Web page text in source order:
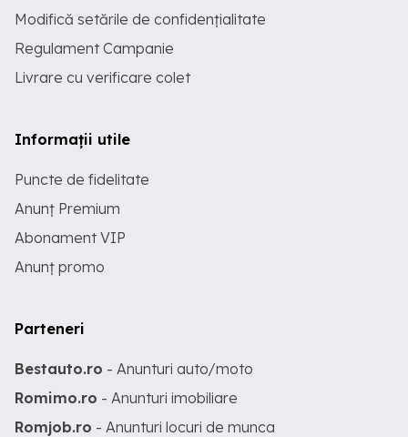
Modifică setările de confidențialitate
Regulament Campanie
Livrare cu verificare colet
Informații utile
Puncte de fidelitate
Anunț Premium
Abonament VIP
Anunț promo
Parteneri
Bestauto.ro - Anunturi auto/moto
Romimo.ro - Anunturi imobiliare
Romjob.ro - Anunturi locuri de munca